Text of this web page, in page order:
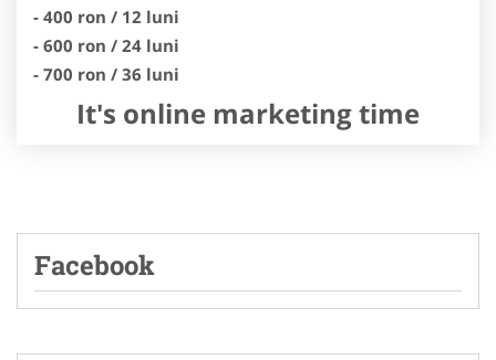
- 400 ron / 12 luni
- 600 ron / 24 luni
- 700 ron / 36 luni
It's online marketing time
Facebook